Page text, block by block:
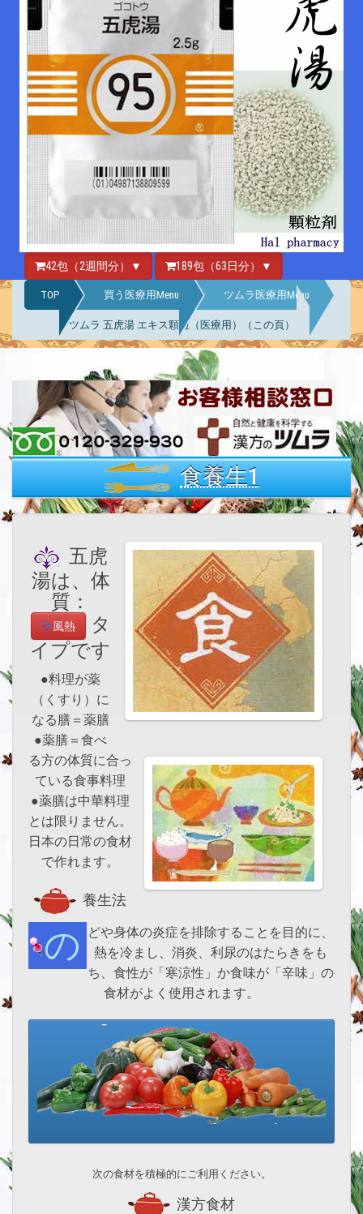
42包（2週間分）▼ 189包（63日分）▼
TOP 買う医療用Menu ツムラ医療用Menu
ツムラ 五虎湯 エキス顆粒（医療用）（この頁）
食養生1
五虎
湯は、体
質：
風熱
タ
イプです
●料理が薬
（くすり）に
なる膳＝薬膳
●薬膳＝食べ
る方の体質に合っ
ている食事料理
●薬膳は中華料理
とは限りません。
日本の日常の食材
で作れます。
養生法
のどや身体の炎症を排除することを目的に、
熱を冷まし、消炎、利尿のはたらきをも
ち、食性が「寒涼性」か食味が「辛味」の
食材がよく使用されます。
次の食材を積極的にご利用ください。
漢方食材